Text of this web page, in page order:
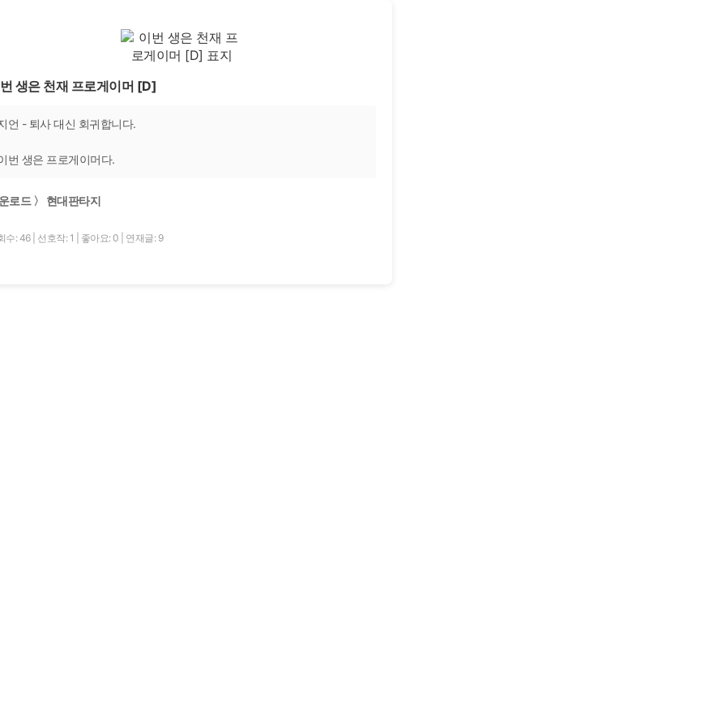
생은 천재 프로게이머 [D]
언 - 퇴사 대신 회귀합니다.
번 생은 프로게이머다.
로드 〉 현대판타지
수: 46 선호작: 1 좋아요: 0 연재글: 9